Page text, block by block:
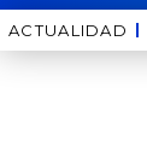
ACTUALIDAD